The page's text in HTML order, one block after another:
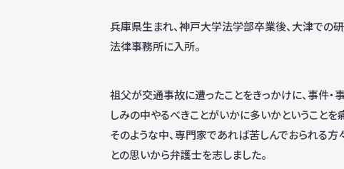
兵庫県生まれ、神戸大学法学部卒業後、大津での
法律事務所に入所。
祖父が交通事故に遭ったことをきっかけに、事件
しみの中やるべきことがいかに多いかということを
そのような中、専門家であれば苦しんでおられる
との思いから弁護士を志しました。